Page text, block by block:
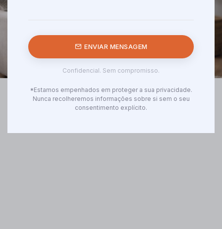
ENVIAR MENSAGEM
Confidencial. Sem compromisso.
*Estamos empenhados em proteger a sua privacidade.
Nunca recolheremos informações sobre si sem o seu
consentimento explícito.